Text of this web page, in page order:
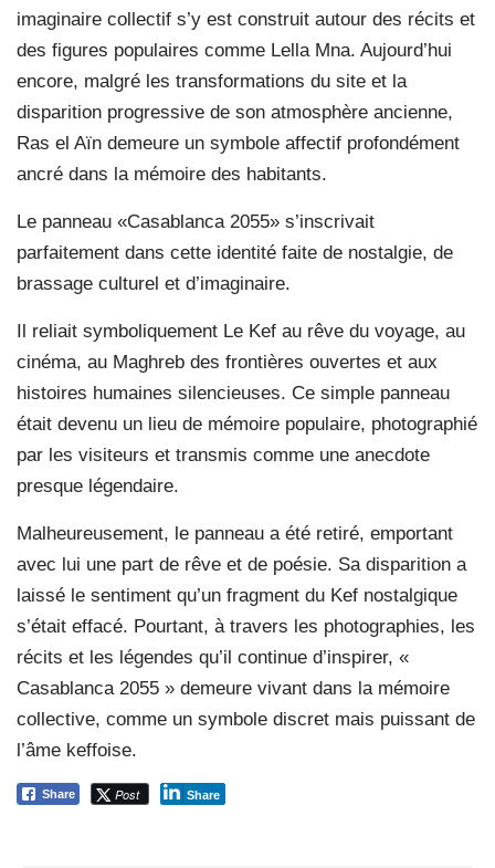
imaginaire collectif s’y est construit autour des récits et
des figures populaires comme Lella Mna. Aujourd’hui
encore, malgré les transformations du site et la
disparition progressive de son atmosphère ancienne,
Ras el Aïn demeure un symbole affectif profondément
ancré dans la mémoire des habitants.
Le panneau «Casablanca 2055» s’inscrivait
parfaitement dans cette identité faite de nostalgie, de
brassage culturel et d’imaginaire.
Il reliait symboliquement Le Kef au rêve du voyage, au
cinéma, au Maghreb des frontières ouvertes et aux
histoires humaines silencieuses. Ce simple panneau
était devenu un lieu de mémoire populaire, photographié
par les visiteurs et transmis comme une anecdote
presque légendaire.
Malheureusement, le panneau a été retiré, emportant
avec lui une part de rêve et de poésie. Sa disparition a
laissé le sentiment qu’un fragment du Kef nostalgique
s’était effacé. Pourtant, à travers les photographies, les
récits et les légendes qu’il continue d’inspirer, «
Casablanca 2055 » demeure vivant dans la mémoire
collective, comme un symbole discret mais puissant de
l’âme keffoise.
Share Post Share